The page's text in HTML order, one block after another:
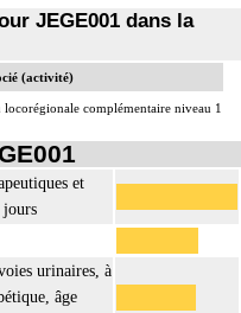
JEGE001 dans la
(activité)
locorégionale complémentaire niveau 1
et
jours
urinaires, à
âge